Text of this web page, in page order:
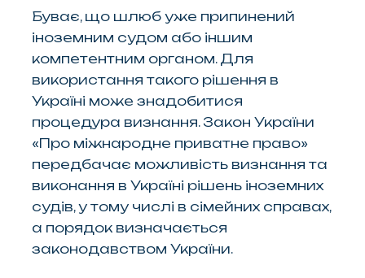
Буває, що шлюб уже припинений
іноземним судом або іншим
компетентним органом. Для
використання такого рішення в
Україні може знадобитися
процедура визнання. Закон України
«Про міжнародне приватне право»
передбачає можливість визнання та
виконання в Україні рішень іноземних
судів, у тому числі в сімейних справах,
а порядок визначається
законодавством України.